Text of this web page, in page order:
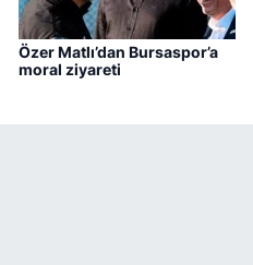
Özer Matlı’dan Bursaspor’a
moral ziyareti